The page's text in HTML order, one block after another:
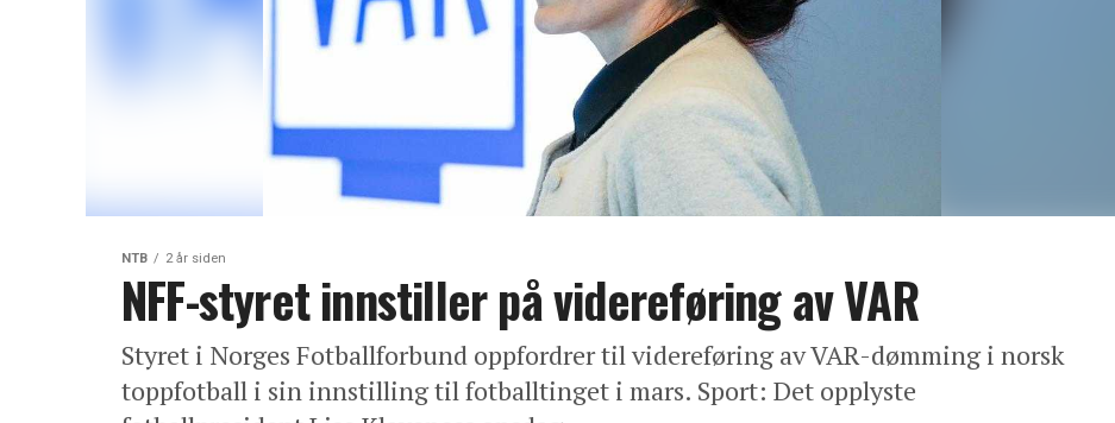
NTB 2 år siden
NFF-styret innstiller på videreføring av VAR
Styret i Norges Fotballforbund oppfordrer til videreføring av VAR-dømming i norsk
toppfotball i sin innstilling til fotballtinget i mars. Sport: Det opplyste